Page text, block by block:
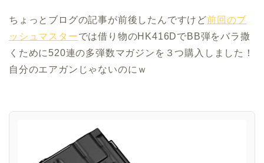
ちょっとブログの記事が前後したんですけど前回のブ
ッシュマスターでは借り物のHK416DでBB弾をバラ撒
くために520連の多弾数マガジンを３つ購入しました！
自分のエアガンじゃないのにｗ